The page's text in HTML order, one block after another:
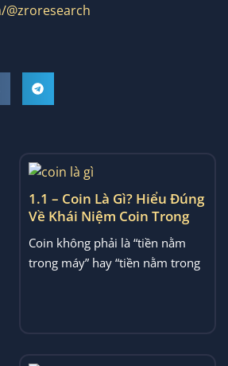
1.1 – Coin Là Gì? Hiểu Đúng
Về Khái Niệm Coin Trong
Coin không phải là “tiền nằm
trong máy” hay “tiền nằm trong